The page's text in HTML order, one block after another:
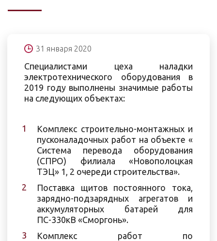
31 января 2020
Специалистами цеха наладки
электротехнического оборудования в
2019 году выполнены значимые работы
на следующих объектах:
Комплекс строительно-монтажных и
пусконаладочных работ на объекте «
Система перевода оборудования
(СПРО) филиала «Новополоцкая
ТЭЦ» 1, 2 очереди строительства».
Поставка щитов постоянного тока,
зарядно-подзарядных агрегатов и
аккумуляторных батарей для
ПС-330кВ «Сморгонь».
Комплекс работ по